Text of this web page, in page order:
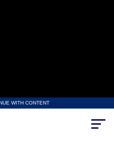
WITH CONTENT